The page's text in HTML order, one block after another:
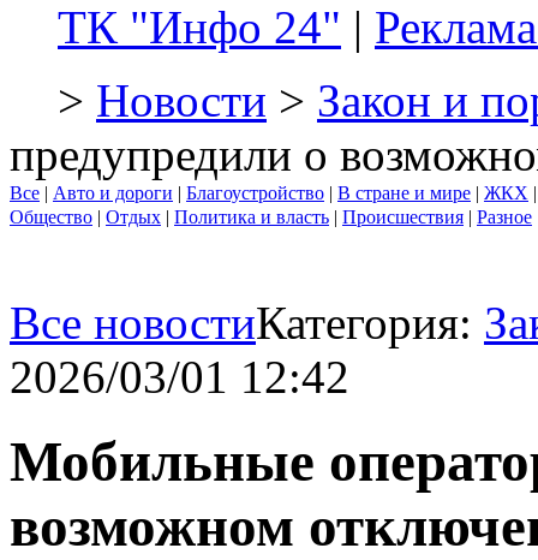
ТК "Инфо 24" |
> Новости > Закон и
предупредили о
Все | Авто и дороги | Благоустройство | В стране и мире | ЖКХ
Общество | Отдых | Политика и власть | Происшествия | Разное
Все новостиКатегория:
2026/03/01 12:42
Мобильные
возможном